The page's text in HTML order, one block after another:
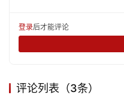
登录后才能评论
评论列表（3条）